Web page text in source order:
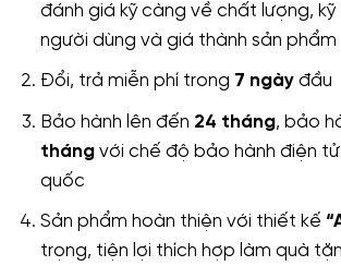
đánh giá kỹ càng về chất lượng, kỹ
người dùng và giá thành sản phẩm
Đổi, trả miễn phí trong 7 ngày đầu
Bảo hành lên đến 24 tháng, bảo
tháng với chế độ bảo hành điện
quốc
Sản phẩm hoàn thiện với thiết kế
trọng, tiện lợi thích hợp làm quà